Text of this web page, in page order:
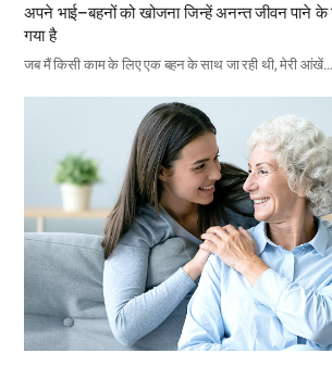
अपने भाई–बहनों को खोजना जिन्हें अनन्त जीवन पाने के
गया है
जब मैं किसी काम के लिए एक बहन के साथ जा रही थी, मेरी आंखें…